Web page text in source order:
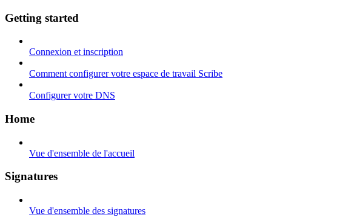
Getting started
Connexion et inscription
Comment configurer votre espace de travail Scribe
Configurer votre DNS
Home
Vue d'ensemble de l'accueil
Signatures
Vue d'ensemble des signatures